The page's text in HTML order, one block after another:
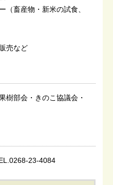
（畜産物・新米の試食、
売など
樹部会・きのこ協議会・
23-4084